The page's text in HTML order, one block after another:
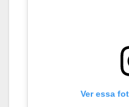
Ver essa